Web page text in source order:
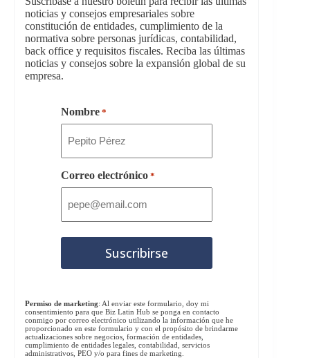
noticias y consejos empresariales sobre
constitución de entidades, cumplimiento de la
normativa sobre personas jurídicas, contabilidad,
back office y requisitos fiscales. Reciba las últimas
noticias y consejos sobre la expansión global de su
empresa.
Nombre *
Correo electrónico *
Permiso de marketing: Al enviar este formulario, doy mi
consentimiento para que Biz Latin Hub se ponga en contacto
conmigo por correo electrónico utilizando la información que he
proporcionado en este formulario y con el propósito de brindarme
actualizaciones sobre negocios, formación de entidades,
cumplimiento de entidades legales, contabilidad, servicios
administrativos, PEO y/o para fines de marketing.